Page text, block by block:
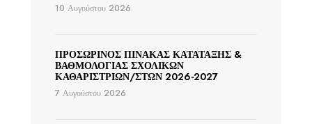
10 Αυγούστου 2026
ΠΡΟΣΩΡΙΝΟΣ ΠΙΝΑΚΑΣ ΚΑΤΑΤΑΞΗΣ &
ΒΑΘΜΟΛΟΓΙΑΣ ΣΧΟΛΙΚΩΝ
ΚΑΘΑΡΙΣΤΡΙΩΝ/ΣΤΩΝ 2026-2027
7 Αυγούστου 2026